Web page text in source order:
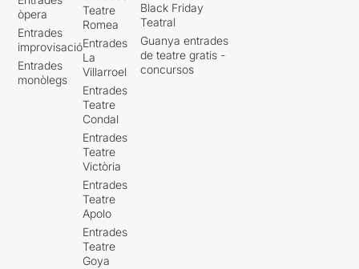
òpera
Entrades
improvisació
Entrades
monòlegs
Teatre
Romea
Entrades
La
Villarroel
Entrades
Teatre
Condal
Entrades
Teatre
Victòria
Entrades
Teatre
Apolo
Entrades
Teatre
Goya
Black Friday
Teatral
Guanya entrades
de teatre gratis -
concursos